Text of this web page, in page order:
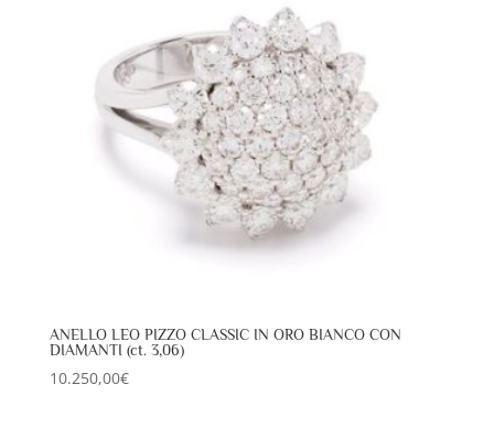
ANELLO LEO PIZZO CLASSIC IN ORO BIANCO CON
DIAMANTI (ct. 3,06)
10.250,00€